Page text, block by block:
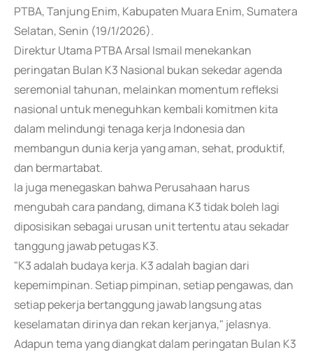
PTBA, Tanjung Enim, Kabupaten Muara Enim, Sumatera
Selatan, Senin (19/1/2026).
Direktur Utama PTBA Arsal Ismail menekankan
peringatan Bulan K3 Nasional bukan sekedar agenda
seremonial tahunan, melainkan momentum refleksi
nasional untuk meneguhkan kembali komitmen kita
dalam melindungi tenaga kerja Indonesia dan
membangun dunia kerja yang aman, sehat, produktif,
dan bermartabat.
Ia juga menegaskan bahwa Perusahaan harus
mengubah cara pandang, dimana K3 tidak boleh lagi
diposisikan sebagai urusan unit tertentu atau sekadar
tanggung jawab petugas K3.
"K3 adalah budaya kerja. K3 adalah bagian dari
kepemimpinan. Setiap pimpinan, setiap pengawas, dan
setiap pekerja bertanggung jawab langsung atas
keselamatan dirinya dan rekan kerjanya," jelasnya.
Adapun tema yang diangkat dalam peringatan Bulan K3